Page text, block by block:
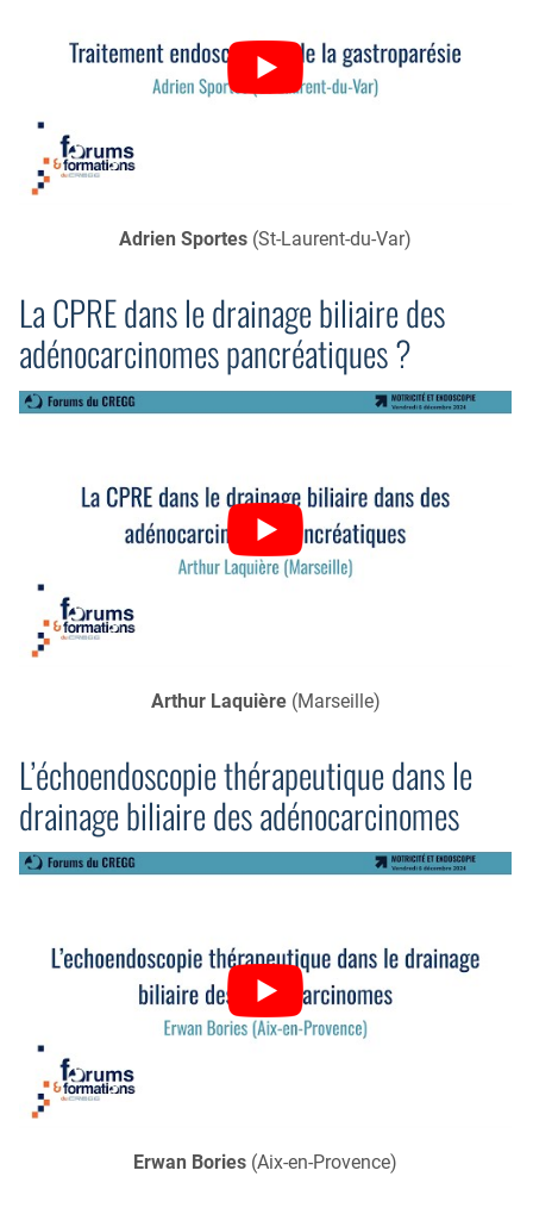
Adrien Sportes (St-Laurent-du-Var)
La CPRE dans le drainage biliaire des
adénocarcinomes pancréatiques ?
Arthur Laquière(Marseille)
L’échoendoscopie thérapeutique dans le
drainage biliaire des adénocarcinomes
Erwan Bories (Aix-en-Provence)